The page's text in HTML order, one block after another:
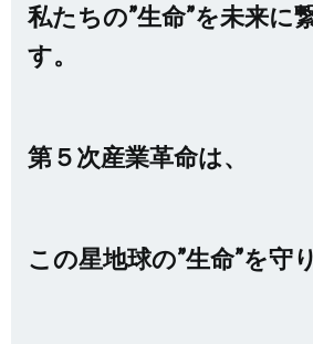
私たちの”生命”を未来に
す。
第５次産業革命は、
この星地球の”生命”を守り